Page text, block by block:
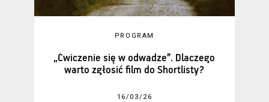
PROGRAM
„Ćwiczenie się w odwadze”. Dlaczego
warto zgłosić film do Shortlisty?
16/03/26